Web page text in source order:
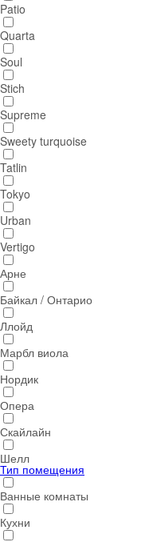
Patio
Quarta
Soul
Stich
Supreme
Sweety turquoise
Tatlin
Tokyo
Urban
Vertigo
Арне
Байкал / Онтарио
Ллойд
Марбл виола
Нордик
Опера
Скайлайн
Шелл
Тип помещения
Ванные комнаты
Кухни